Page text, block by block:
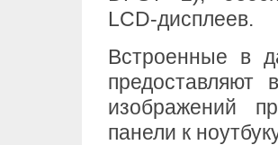
LCD-дисплеев.
Встроенные в
предоставляют
изображений
панели к